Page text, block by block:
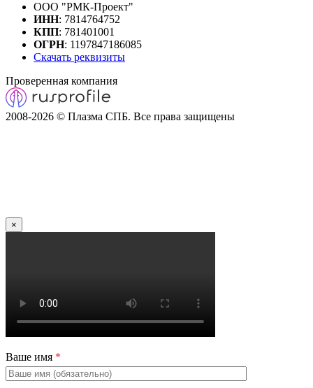
ООО "РМК-Проект"
ИНН: 7814764752
КПП: 781401001
ОГРН: 1197847186085
Скачать реквизиты
Проверенная компания
2008-2026 © Плазма СПБ. Все права защищены
×
Ваше имя *